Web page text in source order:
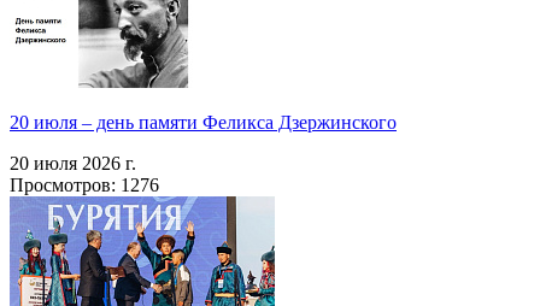
20 июля – день памяти Феликса Дзержинского
20 июля 2026 г.
Просмотров: 1276